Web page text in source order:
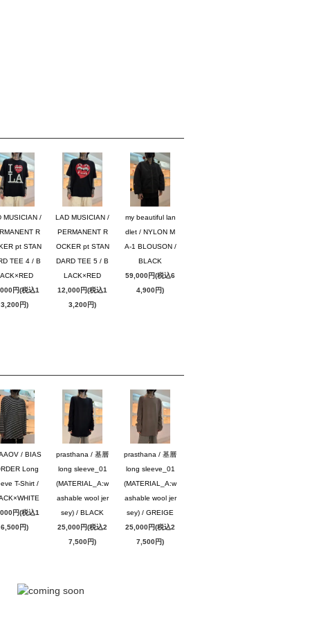
MUSICIAN /
R
pt STAN
TEE 4 / B
円(税込1
3,200円)
LAD MUSICIAN /
PERMANENT R
OCKER pt STAN
DARD TEE 5 / B
LACK×RED
12,000円(税込1
3,200円)
my beautiful lan
dlet / NYLON M
A-1 BLOUSON /
BLACK
59,000円(税込6
4,900円)
/ BIAS
Long
T-Shirt /
円(税込1
6,500円)
prasthana / 基層
long sleeve_01
(MATERIAL_A:w
ashable wool jer
sey) / BLACK
25,000円(税込2
7,500円)
prasthana / 基層
long sleeve_01
(MATERIAL_A:w
ashable wool jer
sey) / GREIGE
25,000円(税込2
7,500円)